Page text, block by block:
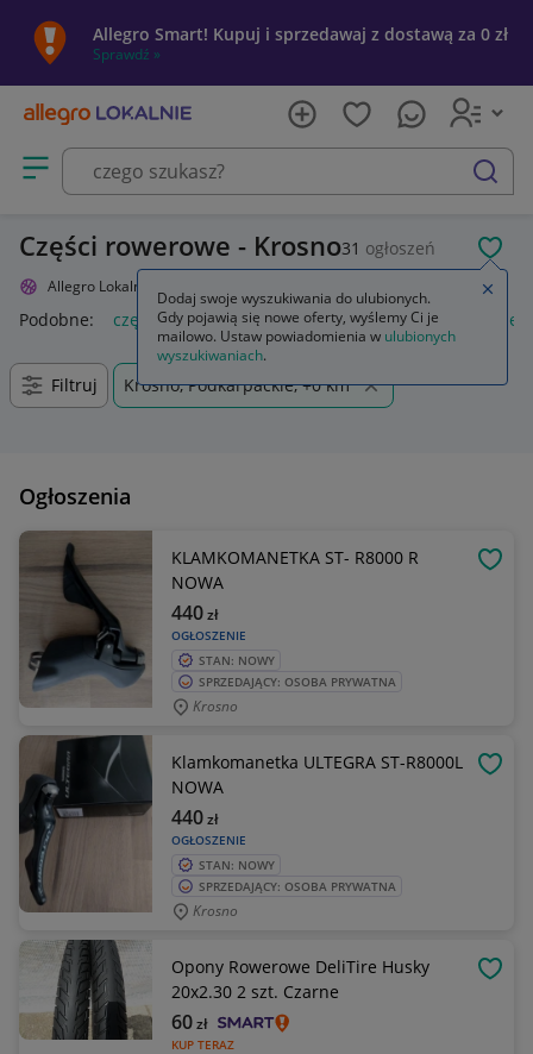
Allegro Smart! Kupuj i sprzedawaj z dostawą za 0 zł
Sprawdź »
Otwórz menu z kategoriami
szukaj
Części rowerowe - Krosno31 ogłoszeń
Allegro Lokalnie Części
Podobne: części części zamienne części montażowe
Filtruj Krosno, Podkarpackie, +0 km
Ogłoszenia
KLAMKOMANETKA ST- R8000 R
NOWA
OGŁOSZENIE
440zł
STAN: NOWY
SPRZEDAJĄCY: OSOBA PRYWATNA
Krosno
Klamkomanetka ULTEGRA ST-R8000L
NOWA
OGŁOSZENIE
440zł
STAN: NOWY
SPRZEDAJĄCY: OSOBA PRYWATNA
Krosno
Opony Rowerowe DeliTire Husky
20x2.30 2 szt. Czarne
KUP TERAZ
60zł
Dodaj swoje wyszukiwania do ulubionych.
Gdy pojawią się nowe oferty, wyślemy Ci je
mailowo. Ustaw powiadomienia w ulubionych
wyszukiwaniach.